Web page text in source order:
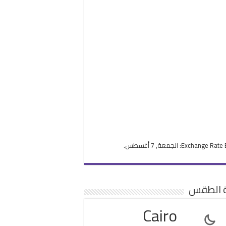
Exchange Rate: الجمعة, 7 أغسطس.
الطقس
Cairo